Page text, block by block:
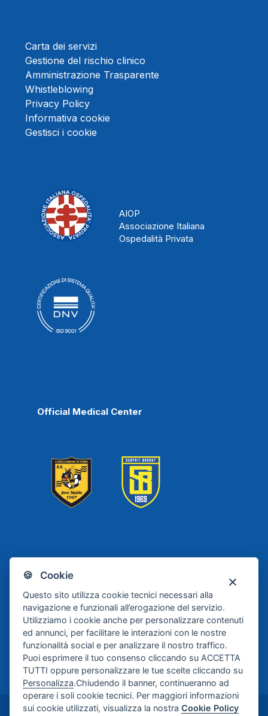
🍪 Cookie
Questo sito utilizza cookie tecnici necessari alla
navigazione e funzionali all’erogazione del servizio.
Utilizziamo i cookie anche per personalizzare contenuti
ed annunci, per facilitare le interazioni con le nostre
funzionalità social e per analizzare il nostro traffico.
Puoi esprimere il tuo consenso cliccando su ACCETTA
TUTTI oppure personalizzare le tue scelte cliccando su
Personalizza.Chiudendo il banner, continueranno ad
operare i soli cookie tecnici. Per maggiori informazioni
sui cookie utilizzati, visualizza la nostraCookie Policy
Carta dei servizi
Gestione del rischio clinico
Amministrazione Trasparente
Whistleblowing
Privacy Policy
Informativa cookie
Gestisci i cookie
AIOP
Associazione Italiana
Ospedalità Privata
Official Medical Center
Juve Stabia